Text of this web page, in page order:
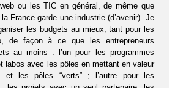
ou les TIC en général, de même que
France garde une industrie (d’avenir). Je
les budgets au mieux, tant pour les
de façon à ce que les entrepreneurs
au moins : l’un pour les programmes
labos avec les pôles en mettant en valeur
et les pôles “verts” ; l’autre pour les